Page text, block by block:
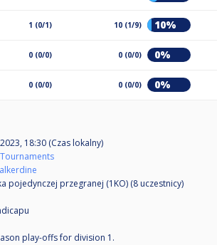
1 (0/1) 10 (1/9) 10%
0 (0/0) 0 (0/0) 0%
0 (0/0) 0 (0/0) 0%
18:30 (Czas lokalny)
pojedynczej przegranej (1KO) (8 uczestnicy)
play-offs for division 1.